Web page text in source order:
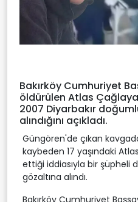
Bakırköy Cumhuriyet
öldürülen Atlas
2007 Diyarbakır
alındığını açıkladı.
Güngören'de çıkan
kaybeden 17 yaşındaki
ettiği iddiasıyla bir şüpheli
gözaltına alındı.
Bakırköy Cumhuriyet